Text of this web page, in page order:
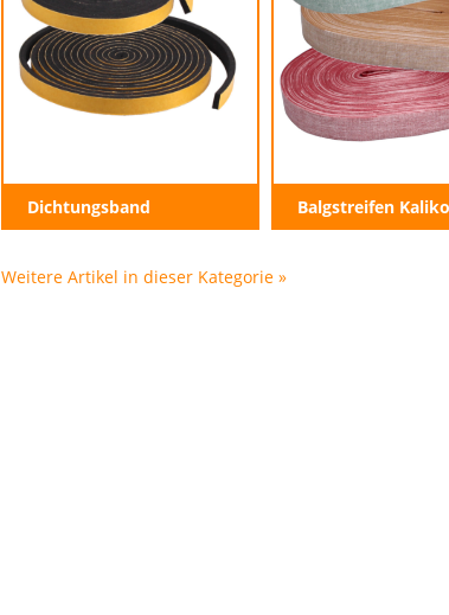
Dichtungsband Balgstreifen Kaliko
Weitere Artikel in dieser Kategorie »